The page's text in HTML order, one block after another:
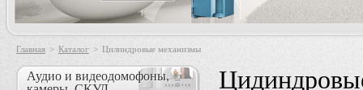
Главная > Каталог > Цилиндровые механизмы
Аудио и видеодомофоны,